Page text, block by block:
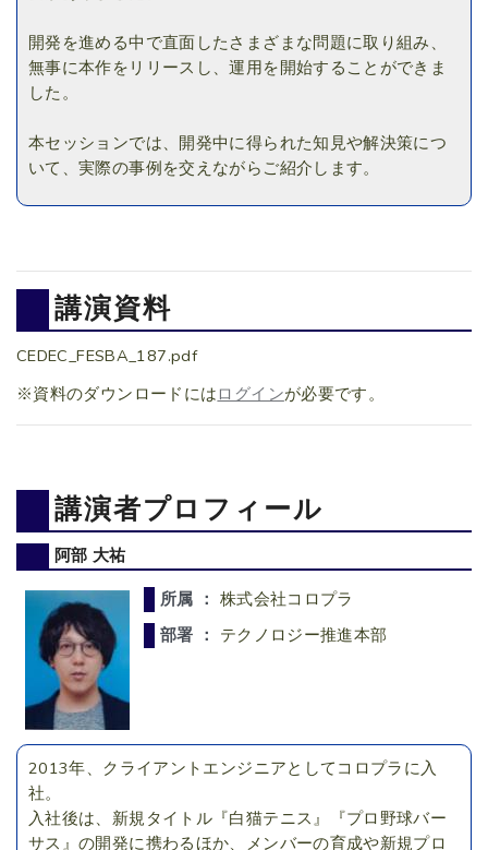
開発を進める中で直面したさまざまな問題に取り組み、
無事に本作をリリースし、運用を開始することができま
した。
本セッションでは、開発中に得られた知見や解決策につ
いて、実際の事例を交えながらご紹介します。
講演資料
CEDEC_FESBA_187.pdf
※資料のダウンロードには ログインが必要です。
講演者プロフィール
阿部 大祐
所属 ： 株式会社コロプラ
部署 ： テクノロジー推進本部
2013年、クライアントエンジニアとしてコロプラに入
社。
入社後は、新規タイトル『白猫テニス』『プロ野球バー
サス』の開発に携わるほか、メンバーの育成や新規プロ